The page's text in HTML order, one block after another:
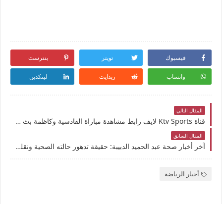
فيسبوك تويتر بنترست
واتساب ريدايت لينكدين
المقال التالي
قناة Ktv Sports لايف رابط مشاهدة مباراة القادسية وكاظمة بث مباشر بتاريخ 23-2-2026 الدوري الكويتي يوتيوب بدون تقطيع
المقال السابق
آخر أخبار صحة عبد الحميد الدبيبة: حقيقة تدهور حالته الصحية ونقله للعلاج في إيطاليا
أخبار الرياضة